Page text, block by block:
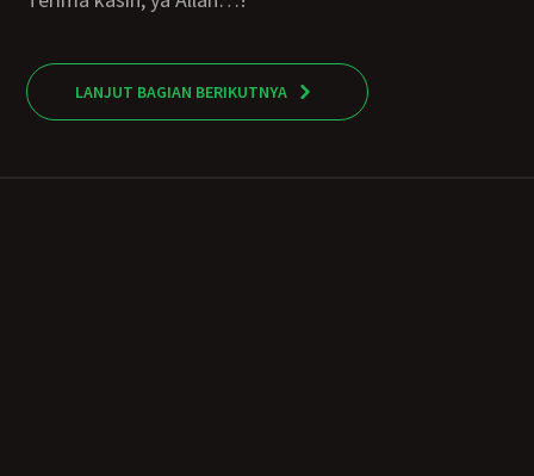
LANJUT BAGIAN BERIKUTNYA